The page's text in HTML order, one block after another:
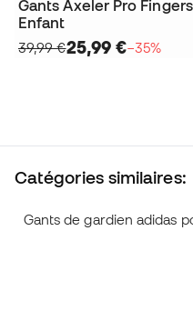
Gants Axeler Pro Fingers
Enfant
39,99 €25,99 €−35%
Catégories similaires:
Gants de gardien adidas